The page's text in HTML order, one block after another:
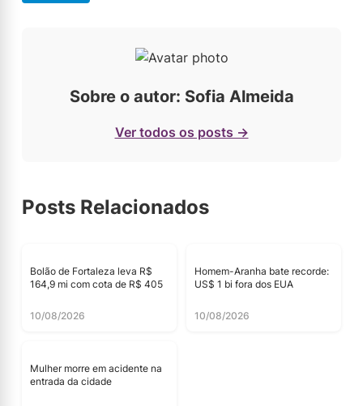
Sobre o autor: Sofia Almeida
Ver todos os posts →
Posts Relacionados
Bolão de Fortaleza leva R$
164,9 mi com cota de R$ 405
10/08/2026
Homem-Aranha bate recorde:
US$ 1 bi fora dos EUA
10/08/2026
Mulher morre em acidente na
entrada da cidade